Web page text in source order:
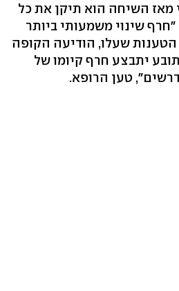
מאז השיחה הוא תיקן את כל
שינוי משמעותי ביותר
הטענות שעלו, הודיעה הקופה
יתבצע חרף קיומו של
טען הרופא.